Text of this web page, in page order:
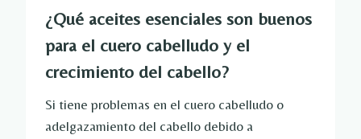
¿Qué aceites esenciales son buenos
para el cuero cabelludo y el
crecimiento del cabello?
Si tiene problemas en el cuero cabelludo o
adelgazamiento del cabello debido a